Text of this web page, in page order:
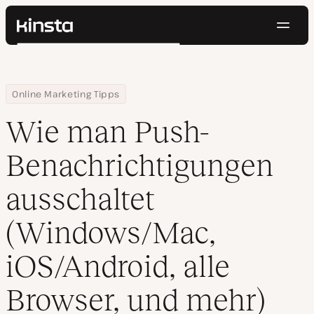
Kinsta®
Preise
Kontakt
Suchen
Home
Ressourcen Center
Online Marketing Tipps
Wie man Push-Benachrichtigungen ausschaltet (Windows/Mac,
Wie man Push-
Benachrichtigungen
ausschaltet
(Windows/Mac,
iOS/Android, alle
Browser, und mehr)